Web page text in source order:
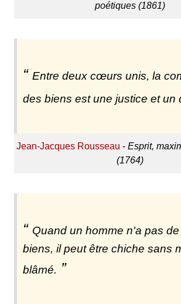
poétiques (1861)
Entre deux cœurs unis, la
des biens est une justice et un
Jean-Jacques Rousseau - Esprit,
(1764)
Quand un homme n'a pas
biens, il peut être chiche sans
blâmé.